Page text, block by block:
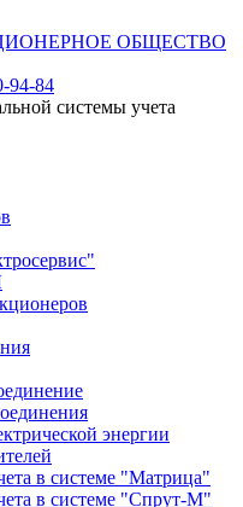
ОБЩЕСТВО
94-84
системы учета
энергии
в системе "Матрица"
в системе "Спрут-М"